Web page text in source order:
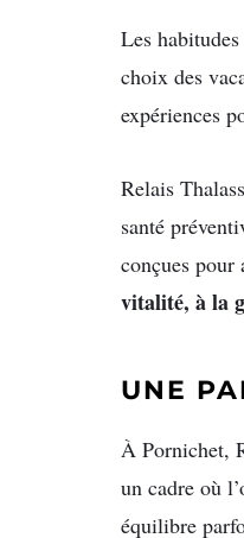
Les
choix des
expériences
Relais
santé
conçues pour
vitalité, à la
UNE
À Pornichet,
un cadre où
équilibre